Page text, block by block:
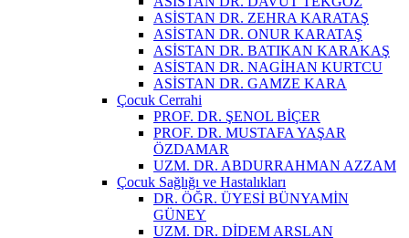
ASİSTAN DR. ZEHRA KARATAŞ
ASİSTAN DR. ONUR KARATAŞ
ASİSTAN DR. BATIKAN KARAKAŞ
ASİSTAN DR. NAGİHAN KURTCU
ASİSTAN DR. GAMZE KARA
Çocuk Cerrahi
PROF. DR. ŞENOL BİÇER
PROF. DR. MUSTAFA YAŞAR
ÖZDAMAR
UZM. DR. ABDURRAHMAN AZZAM
Çocuk Sağlığı ve Hastalıkları
DR. ÖĞR. ÜYESİ BÜNYAMİN
GÜNEY
UZM. DR. DİDEM ARSLAN